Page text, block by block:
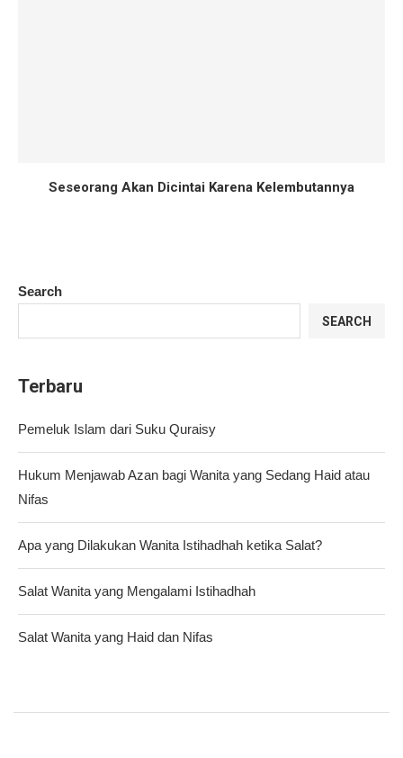
Seseorang Akan Dicintai Karena Kelembutannya
Search
SEARCH
Terbaru
Pemeluk Islam dari Suku Quraisy
Hukum Menjawab Azan bagi Wanita yang Sedang Haid atau
Nifas
Apa yang Dilakukan Wanita Istihadhah ketika Salat?
Salat Wanita yang Mengalami Istihadhah
Salat Wanita yang Haid dan Nifas